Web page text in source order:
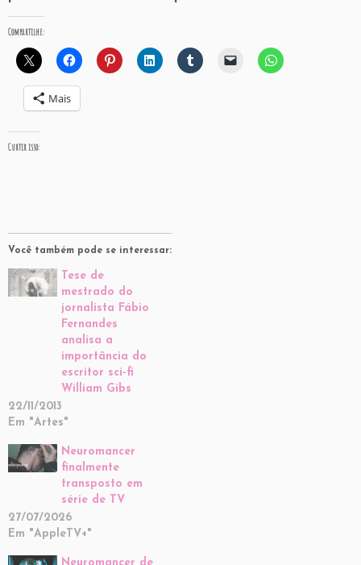
Compartilhe:
Mais
Curtir isso:
Você também pode se interessar:
Tese de
mestrado do
jornalista Fábio
Fernandes
analisa a
importância do
escritor sci-fi
William Gibs
22/11/2013
Em "Artes"
Neuromancer
finalmente
transposto em
série de TV
27/07/2026
Em "AppleTV+"